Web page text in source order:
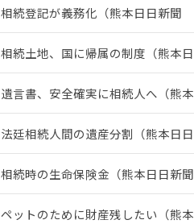
相続登記が義務化（熊本日日新聞
相続土地、国に帰属の制度（熊本
遺言書、安全確実に相続人へ（熊
法廷相続人間の遺産分割（熊本日
相続時の生命保険金（熊本日日新
ペットのために財産残したい（熊